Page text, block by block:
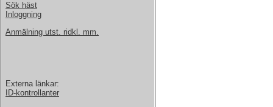
Sök häst
Inloggning
Anmälning utst. ridkl. mm.
Externa länkar:
ID-kontrollanter